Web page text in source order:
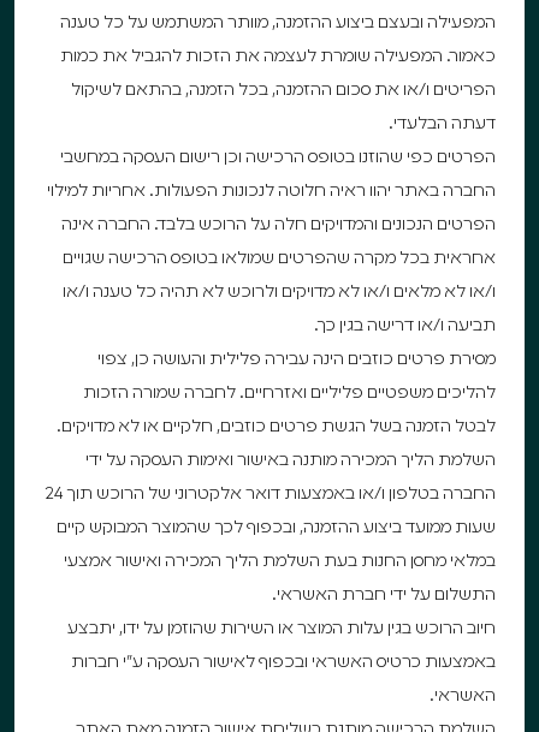
המפעילה ובעצם ביצוע ההזמנה, מוותר המשתמש על כל טענה
כאמור. המפעילה שומרת לעצמה את הזכות להגביל את כמות
הפריטים ו/או את סכום ההזמנה, בכל הזמנה, בהתאם לשיקול
דעתה הבלעדי.
הפרטים כפי שהוזנו בטופס הרכישה וכן רישום העסקה במחשבי
החברה באתר יהוו ראיה חלוטה לנכונות הפעולות. אחריות למילוי
הפרטים הנכונים והמדויקים חלה על הרוכש בלבד. החברה אינה
אחראית בכל מקרה שהפרטים שמולאו בטופס הרכישה שגויים
ו/או לא מלאים ו/או לא מדויקים ולרוכש לא תהיה כל טענה ו/או
תביעה ו/או דרישה בגין כך.
מסירת פרטים כוזבים הינה עבירה פלילית והעושה כן, צפוי
להליכים משפטיים פליליים ואזרחיים. לחברה שמורה הזכות
לבטל הזמנה בשל הגשת פרטים כוזבים, חלקיים או לא מדויקים.
השלמת הליך המכירה מותנה באישור ואימות העסקה על ידי
החברה בטלפון ו/או באמצעות דואר אלקטרוני של הרוכש תוך 24
שעות ממועד ביצוע ההזמנה, ובכפוף לכך שהמוצר המבוקש קיים
במלאי מחסן החנות בעת השלמת הליך המכירה ואישור אמצעי
התשלום על ידי חברת האשראי.
חיוב הרוכש בגין עלות המוצר או השירות שהוזמן על ידו, יתבצע
באמצעות כרטיס האשראי ובכפוף לאישור העסקה ע”י חברות
האשראי.